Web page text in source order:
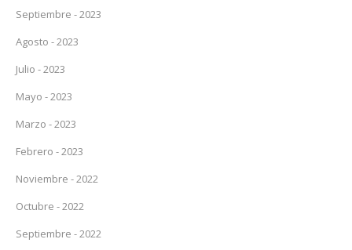
Septiembre - 2023
Agosto - 2023
Julio - 2023
Mayo - 2023
Marzo - 2023
Febrero - 2023
Noviembre - 2022
Octubre - 2022
Septiembre - 2022